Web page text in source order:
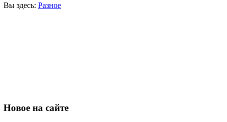
Вы здесь: Разное
Новое на сайте